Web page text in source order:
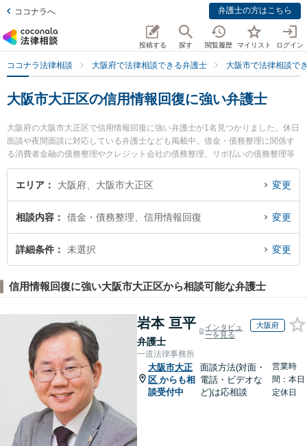
ココナラへ 弁護士の方はこちら
投稿する 探す 閲覧履歴 マイリスト ログイン
ココナラ法律相談 大阪府で法律相談できる弁護士 大阪市で法律相談で
大阪市大正区の信用情報回復に強い弁護士
大阪府の大阪市大正区で信用情報回復に強い弁護士が1名見つかりました。休日
面談や夜間面談に対応している弁護士なども掲載中。借金・債務整理に関係す
る消費者金融の債務整理やクレジット会社の債務整理、リボ払いの債務整理等
の細かな分野での絞り込み検索もでき便利です。特に大正法律事務所の岡 英男
弁護士のプロフィール情報や弁護士費用、強みなどが注目されています。『大
索したい』『初回相談無料で信用情報回復を法律相談できる大阪市大正区内の
弁護士に相談予約したい』などでお困りの相談者さんにおすすめです。
エリア 大阪府、大阪市大正区 変更
相談内容 借金・債務整理、信用情報回復 変更
詳細条件 未選択 変更
信用情報回復に強い大阪市大正区から相談可能な弁護士
岩本 亘平
弁護士
インタビュ
ーを見る
大阪府
一道法律事務所
大阪市大正
区 からも相
談受付中
面談方法(対面・
電話・ビデオな
ど)は応相談
営業時
間：本日
定休日